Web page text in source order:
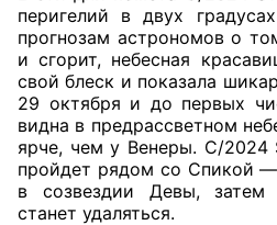
перигелий в двух
прогнозам астрономов о
и сгорит, небесная
свой блеск и показала
29 октября и до первых
видна в предрассветном
ярче, чем у Венеры. С/2024
пройдет рядом со Спикой
в созвездии Девы,
станет удаляться.